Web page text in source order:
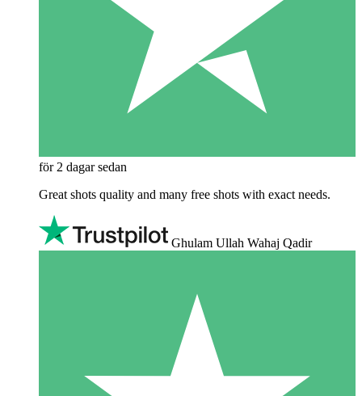
för 2 dagar sedan
Great shots quality and many free shots with exact needs.
Ghulam Ullah Wahaj Qadir